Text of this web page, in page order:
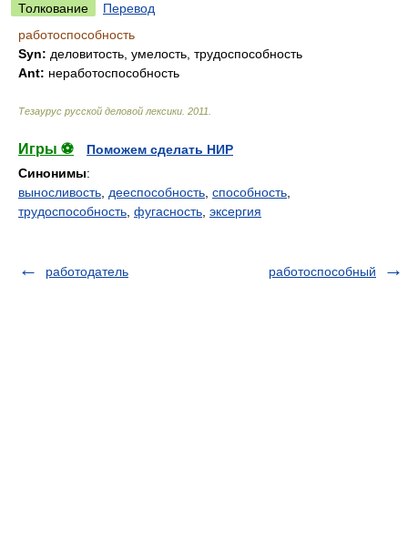
Толкование
Перевод
работоспособность
Syn: деловитость, умелость, трудоспособность
Ant: неработоспособность
Тезаурус русской деловой лексики 2011
Игры ⚽
Поможем сделать НИР
Синонимы:
выносливость дееспособность способность
трудоспособность фугасность эксергия
работодатель работоспособный